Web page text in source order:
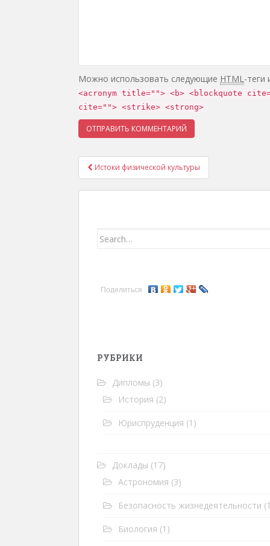
Можно использовать следующие HTML-теги
<acronym title=""> <b> <blockquote
cite=""> <strike> <strong>
Навигация записей
Истоки физической культуры
Search for:
Поделиться
РУБРИКИ
Дипломы (3)
История (2)
Юриспруденция (1)
Доклады (17)
Астрономия (3)
Безопасность жизнедеятельности
Биология (1)